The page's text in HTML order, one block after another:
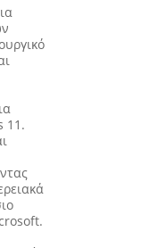
11.